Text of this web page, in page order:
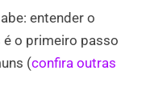
entender o
o primeiro passo
(confira outras